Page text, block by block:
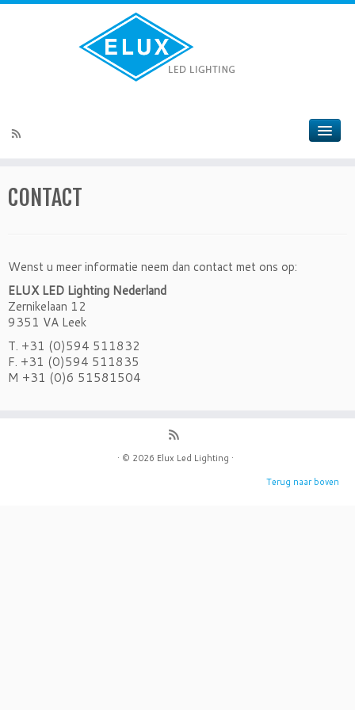
CONTACT
Wenst u meer informatie neem dan contact met ons op:
ELUX LED Lighting Nederland
Zernikelaan 12
9351 VA Leek
T. +31 (0)594 511832
F. +31 (0)594 511835
M +31 (0)6 51581504
· © 2026 Elux Led Lighting ·
Terug naar boven